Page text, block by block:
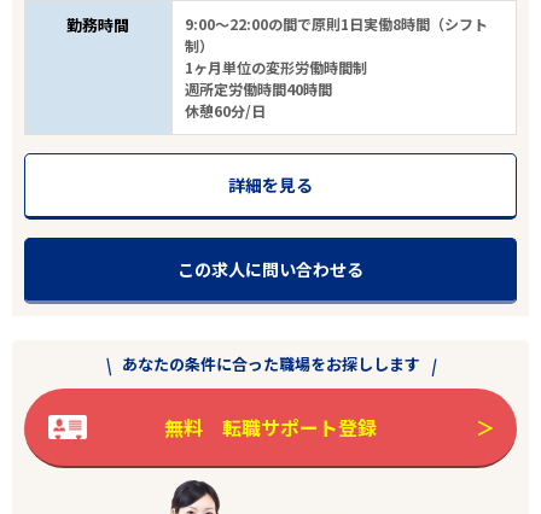
勤務時間
9:00～22:00の間で原則1日実働8時間（シフト
制）
1ヶ月単位の変形労働時間制
週所定労働時間40時間
休憩60分/日
詳細を見る
この求人に問い合わせる
あなたの条件に合った職場をお探しします
無料 転職サポート登録